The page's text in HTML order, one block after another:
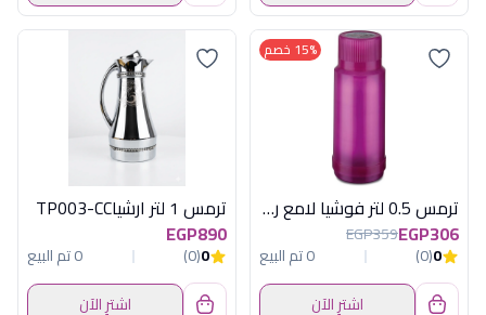
15% خصم
ترمس 0.5 لتر فوشيا لامع روتبونكت المانى
EGP306
EGP359
0
(0)
0 تم البيع
اشترِ الآن
ترمس 1 لتر ارشياTP003-CC
EGP890
0
(0)
0 تم البيع
اشترِ الآن